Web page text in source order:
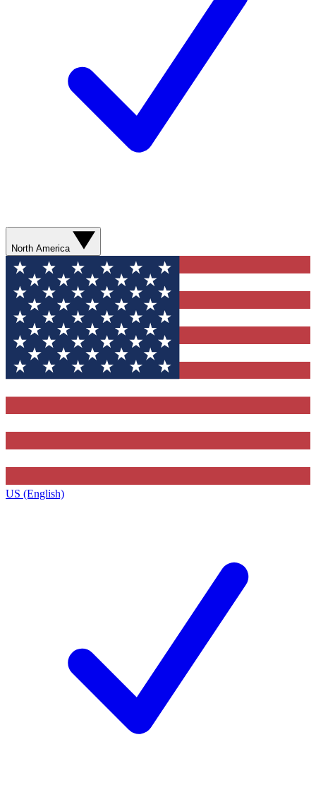
North America
US (English)